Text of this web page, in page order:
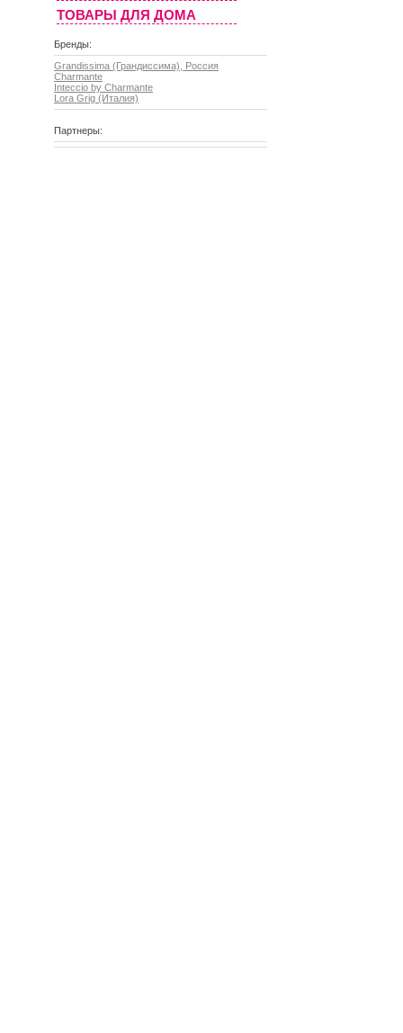
ТОВАРЫ ДЛЯ ДОМА
Бренды:
Grandissima (Грандиссима), Россия
Charmante
Inteccio by Charmante
Lora Grig (Италия)
Партнеры: